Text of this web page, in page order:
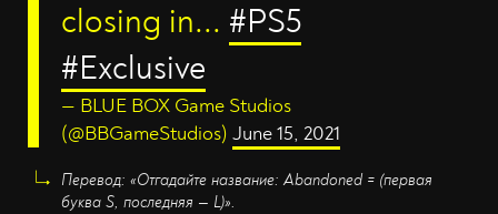
closing in... #PS5
#Exclusive
— BLUE BOX Game Studios
(@BBGameStudios) June 15, 2021
Перевод: «Отгадайте название: Abandoned = (первая
буква S, последняя — L)».